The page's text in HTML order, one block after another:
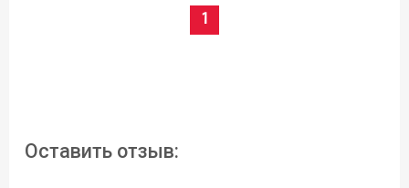
Антипригарное покрытие:
1
Оставить отзыв: